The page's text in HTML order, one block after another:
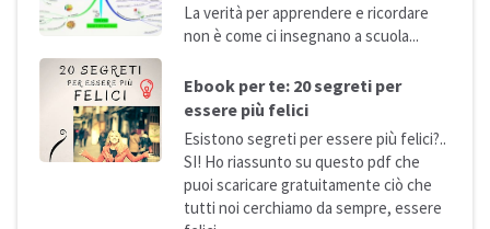
La verità per apprendere e ricordare
non è come ci insegnano a scuola...
Ebook per te: 20 segreti per
essere più felici
Esistono segreti per essere più felici?..
SI! Ho riassunto su questo pdf che
puoi scaricare gratuitamente ciò che
tutti noi cerchiamo da sempre, essere